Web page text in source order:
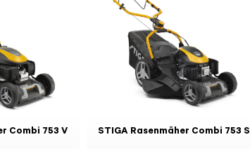
Combi 753 V STIGA Rasenmäher Combi 753 S